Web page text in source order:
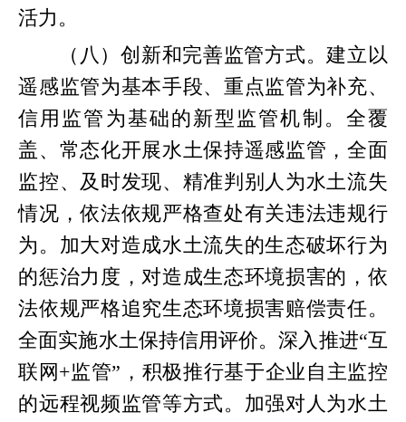
活力。
（八）创新和完善监管方式。建立以
遥感监管为基本手段、重点监管为补充、
信用监管为基础的新型监管机制。全覆
盖、常态化开展水土保持遥感监管，全面
监控、及时发现、精准判别人为水土流失
情况，依法依规严格查处有关违法违规行
为。加大对造成水土流失的生态破坏行为
的惩治力度，对造成生态环境损害的，依
法依规严格追究生态环境损害赔偿责任。
全面实施水土保持信用评价。深入推进“互
联网+监管”，积极推行基于企业自主监控
的远程视频监管等方式。加强对人为水土